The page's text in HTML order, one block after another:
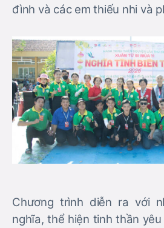
đình và các em thiếu nhi và
Chương trình diễn ra với
nghĩa, thể hiện tinh thần